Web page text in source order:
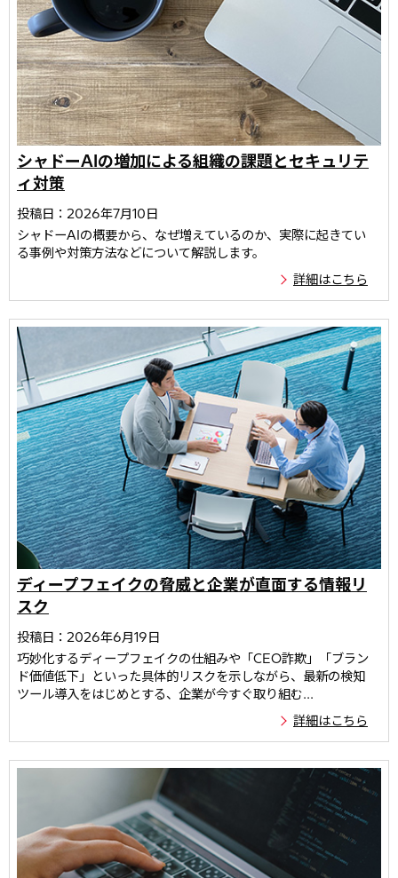
シャドーAIの増加による組織の課題とセキュリテ
ィ対策
投稿日：2026年7月10日
シャドーAIの概要から、なぜ増えているのか、実際に起きてい
る事例や対策方法などについて解説します。
詳細はこちら
ディープフェイクの脅威と企業が直面する情報リ
スク
投稿日：2026年6月19日
巧妙化するディープフェイクの仕組みや「CEO詐欺」「ブラン
ド価値低下」といった具体的リスクを示しながら、最新の検知
ツール導入をはじめとする、企業が今すぐ取り組む...
詳細はこちら